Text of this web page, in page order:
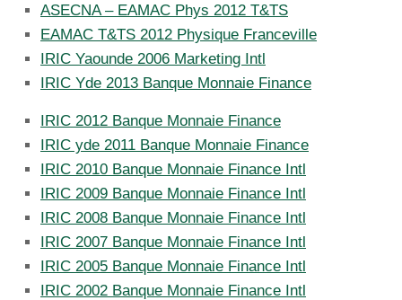
ASECNA – EAMAC Phys 2012 T&TS
EAMAC T&TS 2012 Physique Franceville
IRIC Yaounde 2006 Marketing Intl
IRIC Yde 2013 Banque Monnaie Finance
IRIC 2012 Banque Monnaie Finance
IRIC yde 2011 Banque Monnaie Finance
IRIC 2010 Banque Monnaie Finance Intl
IRIC 2009 Banque Monnaie Finance Intl
IRIC 2008 Banque Monnaie Finance Intl
IRIC 2007 Banque Monnaie Finance Intl
IRIC 2005 Banque Monnaie Finance Intl
IRIC 2002 Banque Monnaie Finance Intl